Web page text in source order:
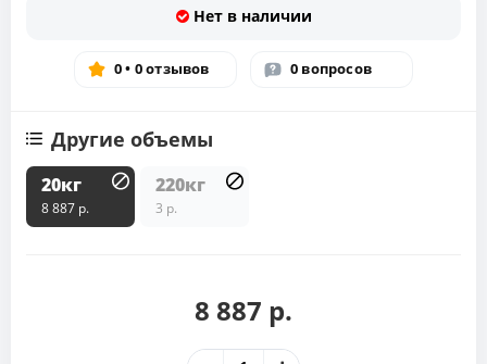
Нет в наличии
0 • 0 отзывов 0 вопросов
Другие объемы
20кг
8 887 р.
220кг
3 р.
8 887 р.